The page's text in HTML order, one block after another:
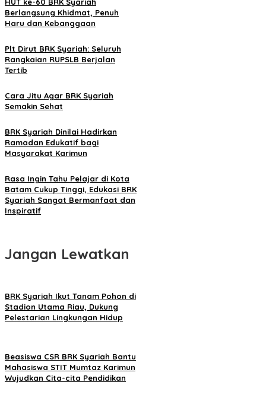
Berlangsung Khidmat, Penuh
Haru dan Kebanggaan
Plt Dirut BRK Syariah: Seluruh
Rangkaian RUPSLB Berjalan
Tertib
Cara Jitu Agar BRK Syariah
Semakin Sehat
BRK Syariah Dinilai Hadirkan
Ramadan Edukatif bagi
Masyarakat Karimun
Rasa Ingin Tahu Pelajar di Kota
Batam Cukup Tinggi, Edukasi BRK
Syariah Sangat Bermanfaat dan
Inspiratif
Jangan Lewatkan
BRK Syariah Ikut Tanam Pohon di
Stadion Utama Riau, Dukung
Pelestarian Lingkungan Hidup
Beasiswa CSR BRK Syariah Bantu
Mahasiswa STIT Mumtaz Karimun
Wujudkan Cita-cita Pendidikan